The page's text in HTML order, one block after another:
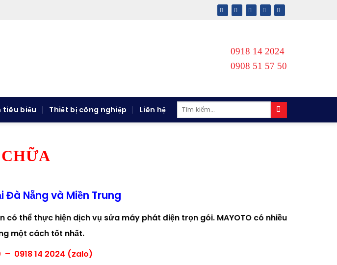
0918 14 2024
0908 51 57 50
tiêu biểu Thiết bị công nghiệp Liên hệ
Tìm
kiếm:
Nẵng và Miền Trung
thể thực hiện dịch vụ sửa máy phát điện trọn gói. MAYOTO có nhiều
một cách tốt nhất.
– 0918 14 2024 (zalo)